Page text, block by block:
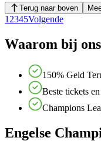
Terug naar boven
1 2345Volgende
Waarom bij
150% Geld
Beste tickets
Champions
Engelse